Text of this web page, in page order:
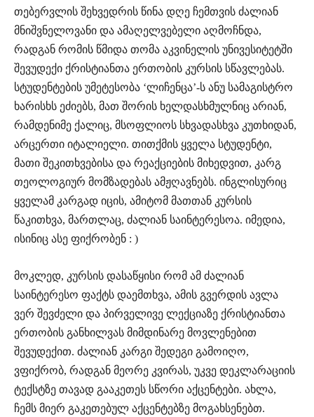
თებერვლის შეხვედრის წინა დღე ჩემთვის ძალიან
მნიშვნელოვანი და ამაღელვებელი აღმოჩნდა,
რადგან რომის წმიდა თომა აკვინელის უნივესიტეტში
შევუდექი ქრისტიანთა ერთობის კურსის სწავლებას.
სტუდენტების უმეტესობა ‘ლიჩენცა’-ს ანუ სამაგისტრო
ხარისხს ეძიებს, მათ შორის ხელდასხმულნიც არიან,
რამდენიმე ქალიც, მსოფლიოს სხვადასხვა კუთხიდან,
არცერთი იტალიელი. თითქმის ყველა სტუდენტი,
მათი შეკითხვებისა და რეაქციების მიხედვით, კარგ
თეოლოგიურ მომზადებას ამჟღავნებს. ინგლისურიც
ყველამ კარგად იცის, ამიტომ მათთან კურსის
წაკითხვა, მართლაც, ძალიან საინტერესოა. იმედია,
ისინიც ასე ფიქრობენ : )
მოკლედ, კურსის დასაწყისი რომ ამ ძალიან
საინტერესო ფაქტს დაემთხვა, ამის გვერდის ავლა
ვერ შევძელი და პირველივე ლექციაზე ქრისტიანთა
ერთობის განხილვას მიმდინარე მოვლენებით
შევუდექით. ძალიან კარგი შედეგი გამოიღო,
ვფიქრობ, რადგან მეორე კვირას, უკვე დეკლარაციის
ტექსტზე თავად გააკეთეს სწორი აქცენტები. ახლა,
ჩემს მიერ გაკეთებულ აქცენტებზე მოგახსენებთ.